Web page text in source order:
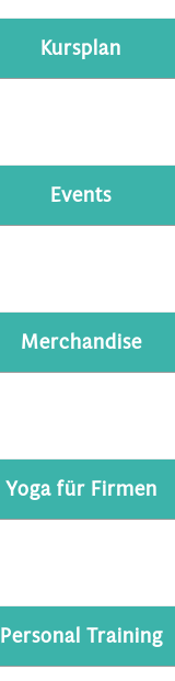
Kursplan
Events
Merchandise
Yoga für Firmen
Personal Training